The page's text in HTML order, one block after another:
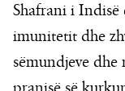
Shafrani i Indisë
imunitetit dhe
sëmundjeve dhe